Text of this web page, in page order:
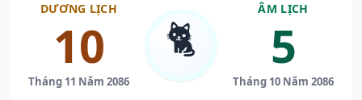
DƯƠNG LỊCH
10
Tháng 11 Năm 2086
🐈
ÂM LỊCH
5
Tháng 10 Năm 2086